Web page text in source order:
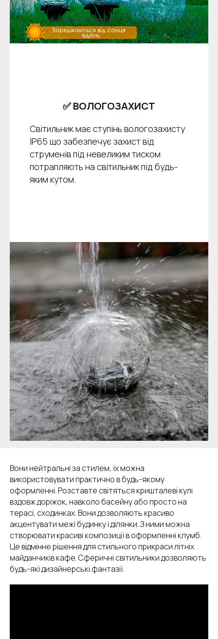
✅ ВОЛОГОЗАХИСТ
Світильник має ступінь вологозахисту
IP65 що забезпечує захист від
струменів під невеликим тиском
потрапляють на світильник під будь-
яким кутом.
Вони нейтральні за стилем, їх можна
використовувати практично в будь-якому
оформленні. Розставте світяться кришталеві кулі
вздовж доріжок, навколо басейну або просто на
терасі, сходинках. Вони дозволяють красиво
акцентувати межі будинку і ділянки. З ними можна
створювати красиві композиції в оформленні клумб.
Це відмінне рішення для стильного прикраси літніх
майданчиків кафе. Сферичні світильники дозволяють
будь-які дизайнерські фантазії.